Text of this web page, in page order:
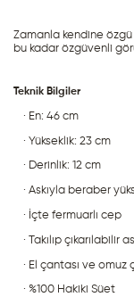
Zamanla kendine
bu kadar özgüvenli
Teknik Bilgiler
· En: 46 cm
· Yükseklik: 23 cm
· Derinlik: 12 cm
· Askıyla beraber
· İçte fermuarlı cep
· Takılıp çıkarılabilir
· El çantası ve omuz
· %100 Hakiki Süet